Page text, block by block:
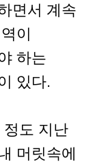
면서 계속
이
하는
있다.
정도 지난
머릿속에